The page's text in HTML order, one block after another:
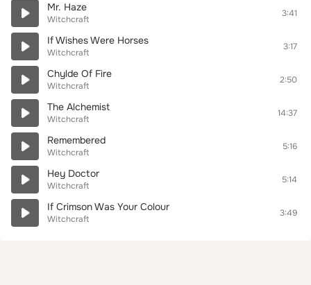
Mr. Haze
Witchcraft
3:41
If Wishes Were Horses
Witchcraft
3:17
Chylde Of Fire
Witchcraft
2:50
The Alchemist
Witchcraft
14:37
Remembered
Witchcraft
5:16
Hey Doctor
Witchcraft
5:14
If Crimson Was Your Colour
Witchcraft
3:49